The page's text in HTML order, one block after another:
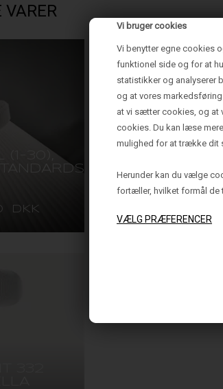
Vi bruger cookies
Vi benytter egne cookies
funktionel side og for at
statistikker og analyserer
og at vores
at vi sætter cookies, og at
cookies. Du kan læse
mulighed for at trække dit
Herunder kan du vælge
fortæller, hvilket formål de
VARER
DKK
NYHED
MESSING/
332